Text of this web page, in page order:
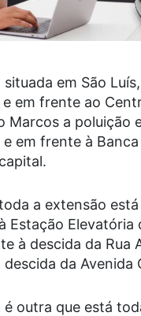
situada em São
e em frente ao
Marcos a
em frente à
a extensão
Estação Elevatória
à descida da Rua
da Avenida
é outra que está